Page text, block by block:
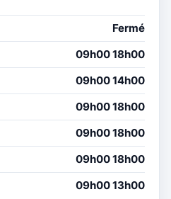
Fermé
09h00 18h00
09h00 14h00
09h00 18h00
09h00 18h00
09h00 18h00
09h00 13h00